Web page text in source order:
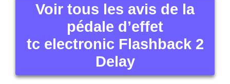
Voir tous les avis de la
pédale d’effet
tc electronic Flashback 2
Delay